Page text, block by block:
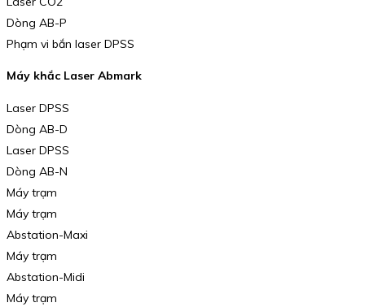
Dòng AB-P
Phạm vi bắn laser DPSS
Máy khắc Laser Abmark
Laser DPSS
Dòng AB-D
Laser DPSS
Dòng AB-N
Máy trạm
Máy trạm
Abstation-Maxi
Máy trạm
Abstation-Midi
Máy trạm